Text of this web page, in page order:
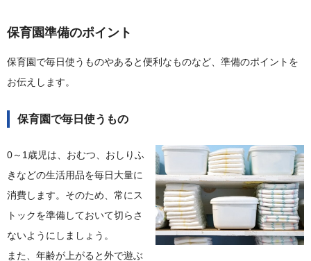
保育園準備のポイント
保育園で毎日使うものやあると便利なものなど、準備のポイントを
お伝えします。
保育園で毎日使うもの
0～1歳児は、おむつ、おしりふ
きなどの生活用品を毎日大量に
消費します。そのため、常にス
トックを準備しておいて切らさ
ないようにしましょう。
また、年齢が上がると外で遊ぶ